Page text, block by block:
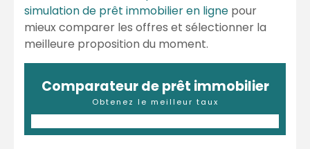
simulation de prêt immobilier en ligne pour
mieux comparer les offres et sélectionner la
meilleure proposition du moment.
Comparateur de prêt immobilier
Obtenez le meilleur taux